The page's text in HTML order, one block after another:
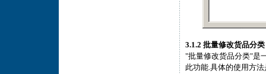
3.1.2 批量修改货品分类
"批量修改货品分类"是
此功能.具体的使用方